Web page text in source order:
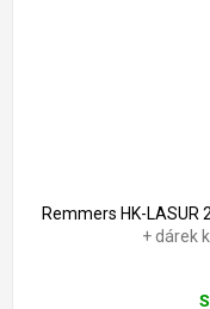
Remmers HK-LASUR
+ dárek